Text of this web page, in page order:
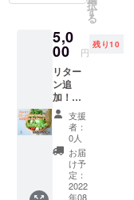
＊回数1
回。9：
18：
00。報
酬は支
払われ
ませ
ん。お
子様も
大丈夫
です！
(何時間
予定し
ていま
て壱岐
島or福
岡の農
家さん
が作る
お野菜
です。
栽培期
間中に
農薬や
礼のお
手紙を
添え
て。
キーホ
ルダー
に変更
も可能
です。
備考欄
にて
メッ
セージ
択
す
る
5,0
00 円
残り10
リター
ン追
加！！
【農
薬・化
学肥
料”不使
用”！お
野菜詰
め合わ
支援
者：
0人
お届
け予
定：
2022
年08